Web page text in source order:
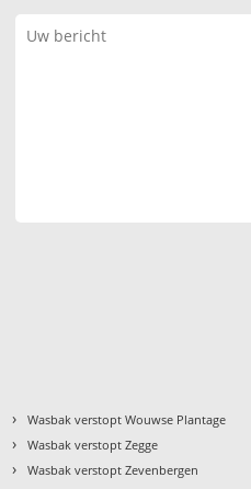
› Wasbak verstopt Wouwse Plantage
› Wasbak verstopt Zegge
› Wasbak verstopt Zevenbergen